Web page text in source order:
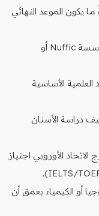
يكون الموعد النهائي
يجب معادلة الشهادات الأجنبية عبر مؤسسة Nuffic أو
الأساسية
دراسة الأسنان
الأوروبي اجتياز
أو الكيمياء بعمق أن